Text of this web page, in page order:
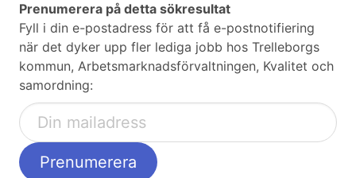
Prenumerera på detta sökresultat
Fyll i din e-postadress för att få e-postnotifiering
när det dyker upp fler lediga jobb hos Trelleborgs
kommun, Arbetsmarknadsförvaltningen, Kvalitet och
samordning: